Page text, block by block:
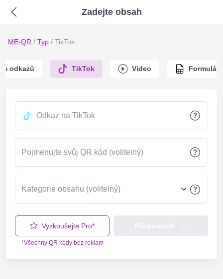
Zadejte obsah
ME-QR / Typ / TikTok
odkazů TikTok Video
Odkaz na TikTok
Pojmenujte svůj QR kód (volitelný)
Vyzkoušejte Pro*
*Všechny QR kódy bez reklam